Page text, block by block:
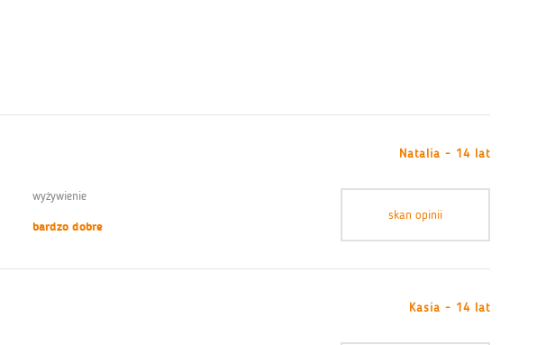
Natalia - 14 lat
wyżywienie
bardzo dobre
skan opinii
Kasia - 14 lat